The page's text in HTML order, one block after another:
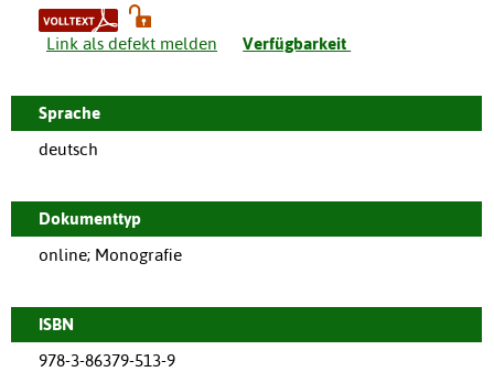
Link als defekt melden Verfügbarkeit
Sprache
deutsch
Dokumenttyp
online; Monografie
ISBN
978-3-86379-513-9